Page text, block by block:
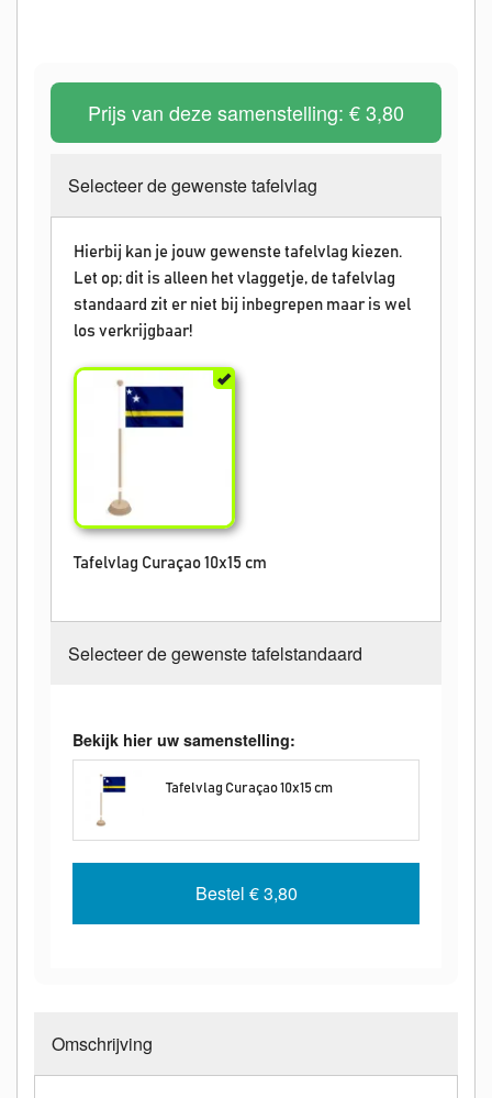
Prijs van deze samenstelling: € 3,80
Selecteer de gewenste tafelvlag
Hierbij kan je jouw gewenste tafelvlag kiezen.
Let op; dit is alleen het vlaggetje, de tafelvlag
standaard zit er niet bij inbegrepen maar is wel
los verkrijgbaar!
Tafelvlag Curaçao 10x15 cm
Selecteer de gewenste tafelstandaard
Bekijk hier uw samenstelling:
Tafelvlag Curaçao 10x15 cm
Bestel € 3,80
Omschrijving